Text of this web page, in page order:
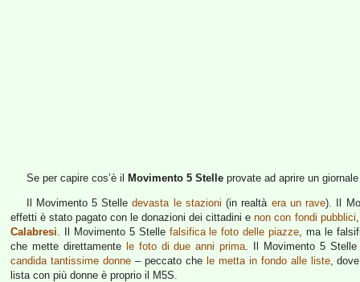
Se per capire cos’è il Movimento 5 Stelleprovate ad aprire un
Il Movimento 5 Stelledevasta le stazioni (in realtà era un rave). Il
effetti è stato pagato con le donazioni dei cittadini enon con fondi pubblici
Calabresi. Il Movimento 5 Stelle falsifica le foto delle piazze, ma le
che mette direttamente le foto di due anni prima. Il Movimento 5
candida tantissime donne– peccato che le metta in fondo alle liste,
lista con più donne è proprio il M5S.